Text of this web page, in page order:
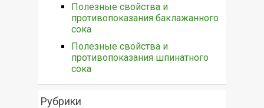
Полезные свойства и
противопоказания баклажанного
сока
Полезные свойства и
противопоказания шпинатного
сока
Рубрики